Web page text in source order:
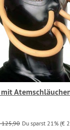
125,90 Du sparst 21% (€